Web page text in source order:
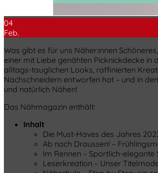
04
Feb.
Was gibt es für uns Näher:innen
einer mit Liebe genähten Picknickdecke
alltags-tauglichen Looks, raffinierten
Nachschneidern entworfen hat – und in
und natürlich Nähen!
Das Nähmagazin enthält:
Inhalt
Die Must-Haves des Jahres
Ab nach Draussen! –
Im Rennen – Sportlich-
Leserkreation – Unser